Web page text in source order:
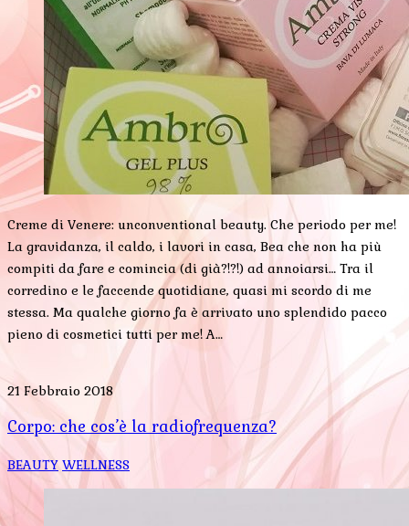
Creme di Venere: unconventional beauty. Che periodo per me!
La gravidanza, il caldo, i lavori in casa, Bea che non ha più
compiti da fare e comincia (di già?!?!) ad annoiarsi… Tra il
corredino e le faccende quotidiane, quasi mi scordo di me
stessa. Ma qualche giorno fa è arrivato uno splendido pacco
pieno di cosmetici tutti per me! A…
21 Febbraio 2018
Corpo: che cos’è la radiofrequenza?
BEAUTY WELLNESS